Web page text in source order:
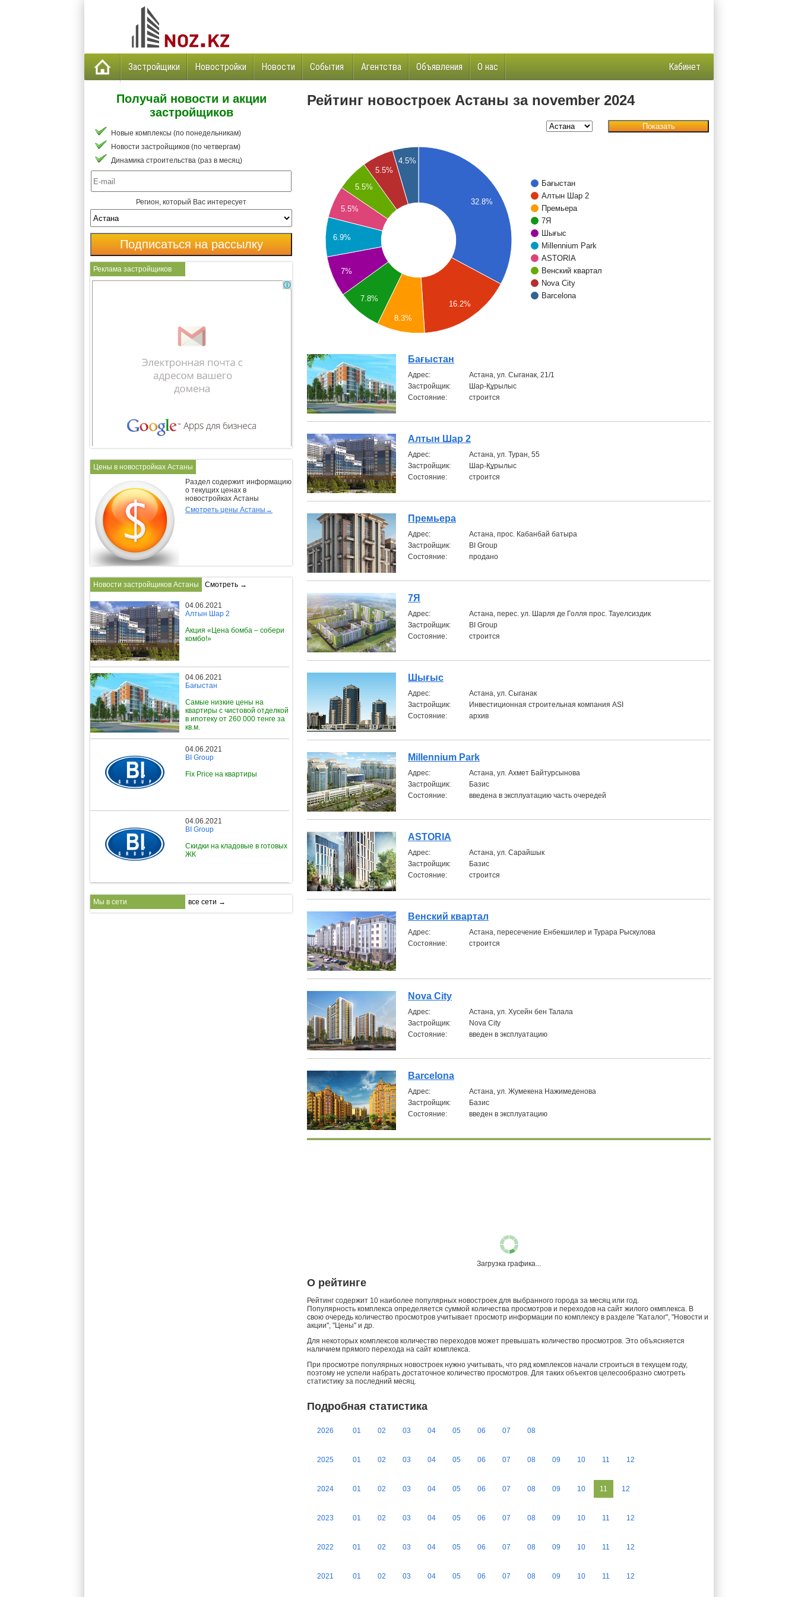
Застройщики Новостройки Новости События Агентства Объявления О нас Кабинет
Рейтинг новостроек Астаны за november 2024
Показать
Бағыстан
Алтын Шар 2
Премьера
7Я
Шығыс
Millennium Park
ASTORIA
Венский квартал
Nova Сity
Barcelona
32.8%
16.2%
4.5%
5.5%
5.5%
5.5%
6.9%
7%
7.8%
8.3%
Бағыстан
Aдрес:
Астана, ул. Сыганак, 21/1
Застройщик:
Шар-Құрылыс
Состояние:
строится
Алтын Шар 2
Aдрес:
Астана, ул. Туран, 55
Застройщик:
Шар-Құрылыс
Состояние:
строится
Премьера
Aдрес:
Астана, прос. Кабанбай батыра
Застройщик:
BI Group
Состояние:
продано
7Я
Aдрес:
Астана, перес. ул. Шарля де Голля прос. Тауелсиздик
Застройщик:
BI Group
Состояние:
строится
Шығыс
Aдрес:
Астана, ул. Сыганак
Застройщик:
Инвестиционная строительная компания ASI
Состояние:
архив
Millennium Park
Aдрес:
Астана, ул. Ахмет Байтурсынова
Застройщик:
Базис
Состояние:
введена в эксплуатацию часть очередей
ASTORIA
Aдрес:
Астана, ул. Сарайшык
Застройщик:
Базис
Состояние:
строится
Венский квартал
Aдрес:
Астана, пересечение Енбекшилер и Турара Рыскулова
Состояние:
строится
Nova Сity
Aдрес:
Астана, ул. Хусейн бен Талала
Застройщик:
Nova City
Состояние:
введен в эксплуатацию
Barcelona
Aдрес:
Астана, ул. Жумекена Нажимеденова
Застройщик:
Базис
Состояние:
введен в эксплуатацию
Загрузка графика...
О рейтинге
Рейтинг содержит 10 наиболее популярных новостроек для выбранного города за месяц или год.
Популярность комплекса определяется суммой количества просмотров и переходов на сайт жилого окмплекса. В
свою очередь количество просмотров учитывает просмотр информации по комплексу в разделе "Каталог", "Новости и
акции", "Цены" и др.
Для некоторых комплексов количество переходов может превышать количество просмотров. Это объясняется
наличием прямого перехода на сайт комплекса.
При просмотре популярных новостроек нужно учитывать, что ряд комплексов начали строиться в текущем году,
поэтому не успели набрать достаточное количество просмотров. Для таких объектов целесообразно смотреть
статистику за последний месяц.
Подробная статистика
2026 01 02 03 04 05 06 07 08
2025 01 02 03 04 05 06 07 08 09 10 11 12
2024 01 02 03 04 05 06 07 08 09 10 11 12
2023 01 02 03 04 05 06 07 08 09 10 11 12
2022 01 02 03 04 05 06 07 08 09 10 11 12
2021 01 02 03 04 05 06 07 08 09 10 11 12
Получай новости и акции
застройщиков
Новые комплексы (по понедельникам)
Новости застройщиков (по четвергам)
Динамика строительства (раз в месяц)
Регион, который Вас интересует
Реклама застройщиков
Цены в новостройках Астаны
Раздел содержит информацию
о текущих ценах в
новостройках Астаны
Смотреть цены Астаны→
Новости застройщиков Астаны Смотреть →
04.06.2021
Алтын Шар 2
Акция «Цена бомба – собери
комбо!»
04.06.2021
Бағыстан
Самые низкие цены на
квартиры с чистовой отделкой
в ипотеку от 260 000 тенге за
кв.м.
04.06.2021
BI Group
Fix Price на квартиры
04.06.2021
BI Group
Скидки на кладовые в готовых
ЖК
Мы в сети все сети →